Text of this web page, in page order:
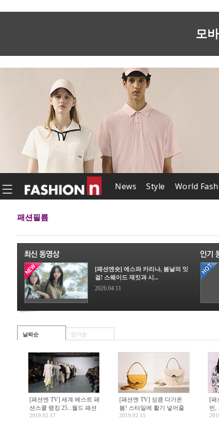
모
News Style World
패션필름
[패션엔숏] 에스파 카리나, 봄날의 잇
걸! 스웨이드 재킷과 시...
2026.04.11
날짜순 인기순
[패션엔 TV] 세계 베스트 패
션스쿨 랭킹 25...월드 패션
스쿨 1위는?
2019.02.17
[패션엔 TV] 성큼 다가온
봄! 스타일에 활기 넣어줄
'봄 액세서리' 스타일링 Tip
2019.02.15
[패
빈,
원